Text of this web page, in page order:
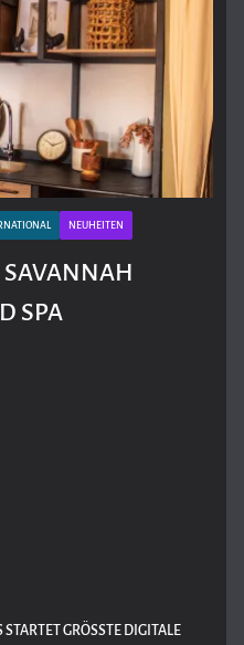
NEUHEITEN
SAVANNAH
SPA
STARTET GRÖSSTE DIGITALE A